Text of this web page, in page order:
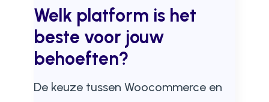
Welk platform is het
beste voor jouw
behoeften?
De keuze tussen Woocommerce en